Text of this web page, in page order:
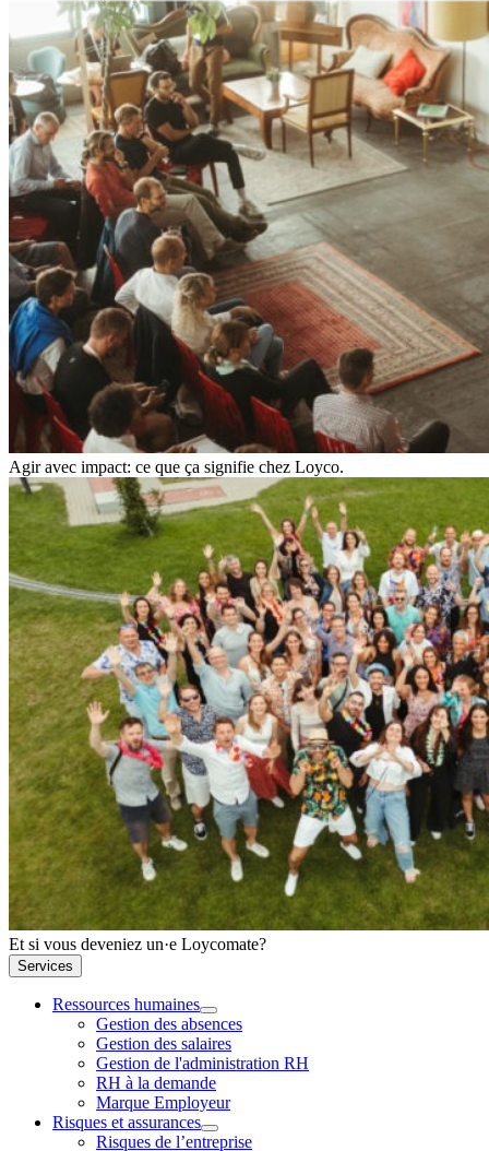
Agir avec impact: ce que ça signifie chez Loyco.
Et si vous deveniez un·e Loycomate?
Services
Ressources humaines
Gestion des absences
Gestion des salaires
Gestion de l'administration RH
RH à la demande
Marque Employeur
Risques et assurances
Risques de l’entreprise